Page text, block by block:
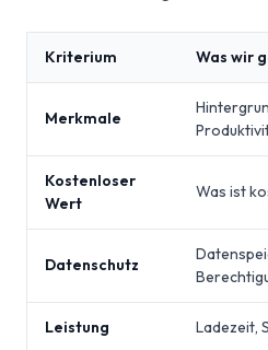
Kriterium Was wir
Merkmale
Kostenloser
Wert
Was ist
Datenschutz
Leistung Ladezeit,